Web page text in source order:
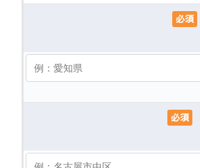
必須
必須